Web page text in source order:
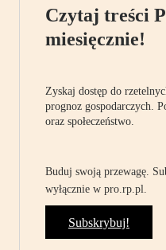
Czytaj treści
miesięcznie!
Zyskaj dostęp do
prognoz gospodarczych.
oraz społeczeństwo.
Buduj swoją przewagę.
wyłącznie w pro.rp.pl.
Subskrybuj!